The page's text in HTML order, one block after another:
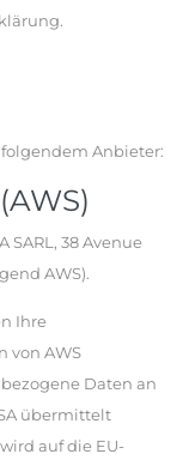
Anbieter:
SARL, 38 Avenue
AWS).
Ihre
von AWS
Daten an
übermittelt
auf die EU-